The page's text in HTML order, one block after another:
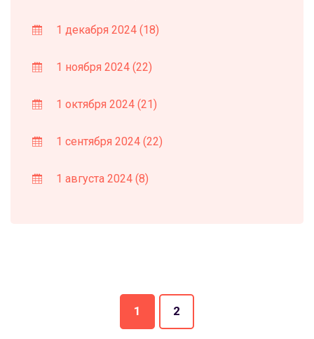
1 декабря 2024 (18)
1 ноября 2024 (22)
1 октября 2024 (21)
1 сентября 2024 (22)
1 августа 2024 (8)
1 2